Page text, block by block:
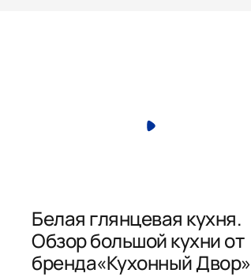
Белая глянцевая кухня.
Обзор большой кухни от
бренда«Кухонный Двор»